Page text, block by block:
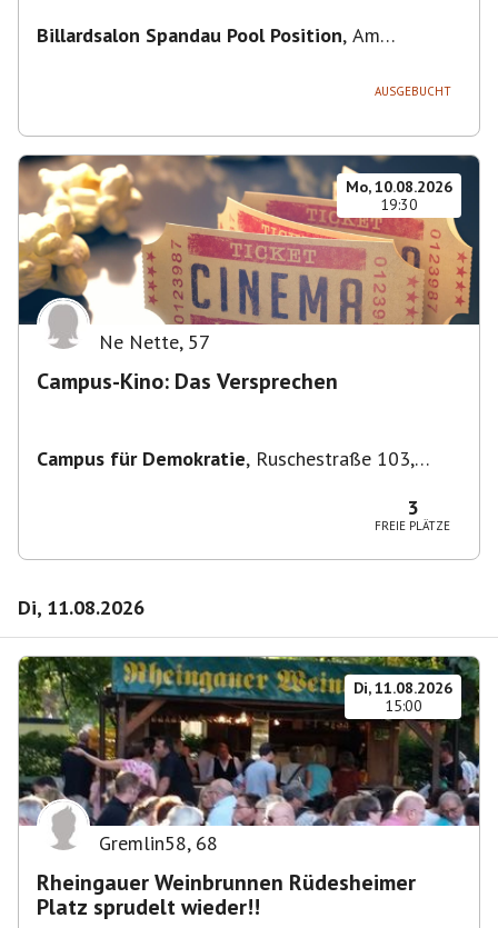
Billardsalon Spandau Pool Position, Am
AUSGEBUCHT
Mo, 10.08.2026
19:30
Ne Nette, 57
Campus-Kino: Das Versprechen
Campus für Demokratie, Ruschestraße 103,
3
FREIE PLÄTZE
Di, 11.08.2026
Di, 11.08.2026
15:00
Gremlin58, 68
Rheingauer Weinbrunnen Rüdesheimer
Platz sprudelt wieder!!